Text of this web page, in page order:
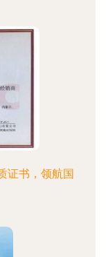
证书，领航国